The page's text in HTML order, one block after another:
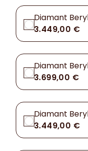
Diamant
3.449,00 €
Diamant
3.699,00 €
Diamant
3.449,00 €